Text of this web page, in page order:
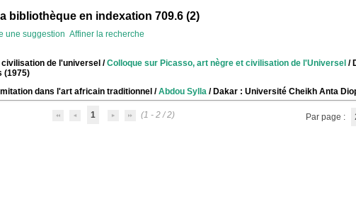
bibliothèque en indexation 709.6 (2)
une suggestion Affiner la recherche
de l'universel /Colloque sur Picasso, art nègre et civilisation de l'Universel /
(1975)
dans l'art africain traditionnel /Abdou Sylla/ Dakar : Université Cheikh Anta
1 (1 - 2 / 2) Par page :